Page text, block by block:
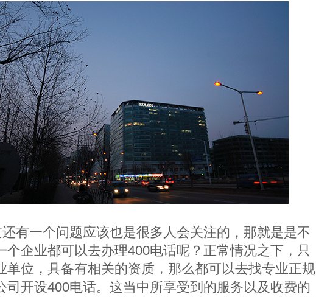
有一个问题应该也是很多人会关注的，那就是是不
个企业都可以去办理400电话呢？正常情况之下，只
单位，具备有相关的资质，那么都可以去找专业正规
司开设400电话。这当中所享受到的服务以及收费的